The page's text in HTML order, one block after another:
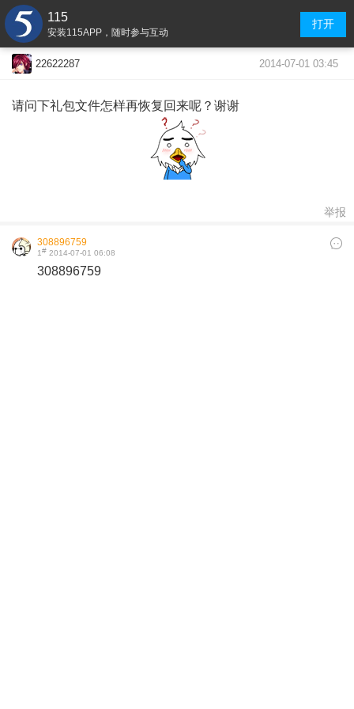
115
安装115APP，随时参与互动
打开
22622287 2014-07-01 03:45
请问下礼包文件怎样再恢复回来呢？谢谢
举报
308896759
1# 2014-07-01 06:08
308896759